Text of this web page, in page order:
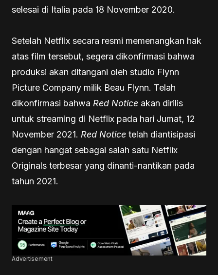
selesai di Italia pada 18 November 2020.
Setelah Netflix secara resmi memenangkan hak
atas film tersebut, segera dikonfirmasi bahwa
produksi akan ditangani oleh studio Flynn
Picture Company milik Beau Flynn. Telah
dikonfirmasi bahwa Red Notice akan dirilis
untuk streaming di Netflix pada hari Jumat, 12
November 2021. Red Notice telah diantisipasi
dengan hangat sebagai salah satu Netflix
Originals terbesar yang dinanti-nantikan pada
tahun 2021.
Advertisement